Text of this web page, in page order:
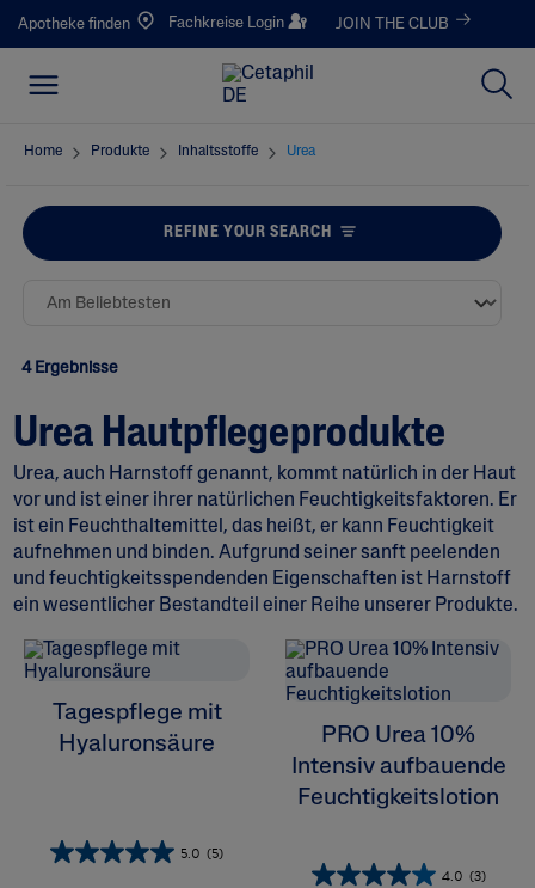
Apotheke finden Fachkreise Login JOIN THE CLUB
Home Produkte Inhaltsstoffe Urea
REFINE YOUR SEARCH
ALL FILTERS
Feuchtigkeitspflege
Hauttyp
4 Ergebnisse
Urea Hautpflegeprodukte
Urea, auch Harnstoff genannt, kommt natürlich in der Haut
vor und ist einer ihrer natürlichen Feuchtigkeitsfaktoren. Er
ist ein Feuchthaltemittel, das heißt, er kann Feuchtigkeit
aufnehmen und binden. Aufgrund seiner sanft peelenden
und feuchtigkeitsspendenden Eigenschaften ist Harnstoff
ein wesentlicher Bestandteil einer Reihe unserer Produkte.
Tagespflege mit
Hyaluronsäure
5.0 (5)
PRO Urea 10%
Intensiv aufbauende
Feuchtigkeitslotion
4.0 (3)